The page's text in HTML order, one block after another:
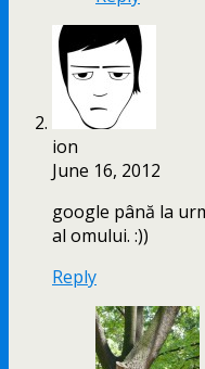
ion
June 16, 2012
google până la
al omului. :))
Reply